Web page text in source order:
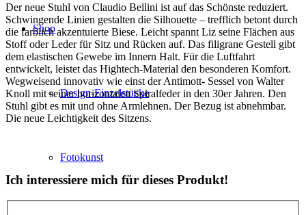
Shop
Design-Einzelstücke
Fotokunst
Der neue Stuhl von Claudio Bellini ist auf das Schönste reduziert.
Schwingende Linien gestalten die Silhouette – trefflich betont durch
die farblich akzentuierte Biese. Leicht spannt Liz seine Flächen aus
Stoff oder Leder für Sitz und Rücken auf. Das filigrane Gestell gibt
dem elastischen Gewebe im Innern Halt. Für die Luftfahrt
entwickelt, leistet das Hightech-Material den besonderen Komfort.
Wegweisend innovativ wie einst der Antimott- Sessel von Walter
Knoll mit seiner horizontalen Spiralfeder in den 30er Jahren. Den
Stuhl gibt es mit und ohne Armlehnen. Der Bezug ist abnehmbar.
Die neue Leichtigkeit des Sitzens.
Ich interessiere mich für dieses Produkt!